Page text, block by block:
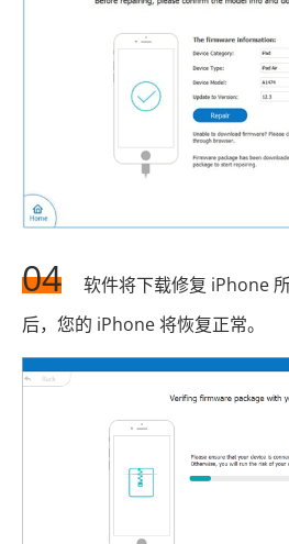
04
软件将下载修复 iPhone
后，您的 iPhone 将恢复正常。